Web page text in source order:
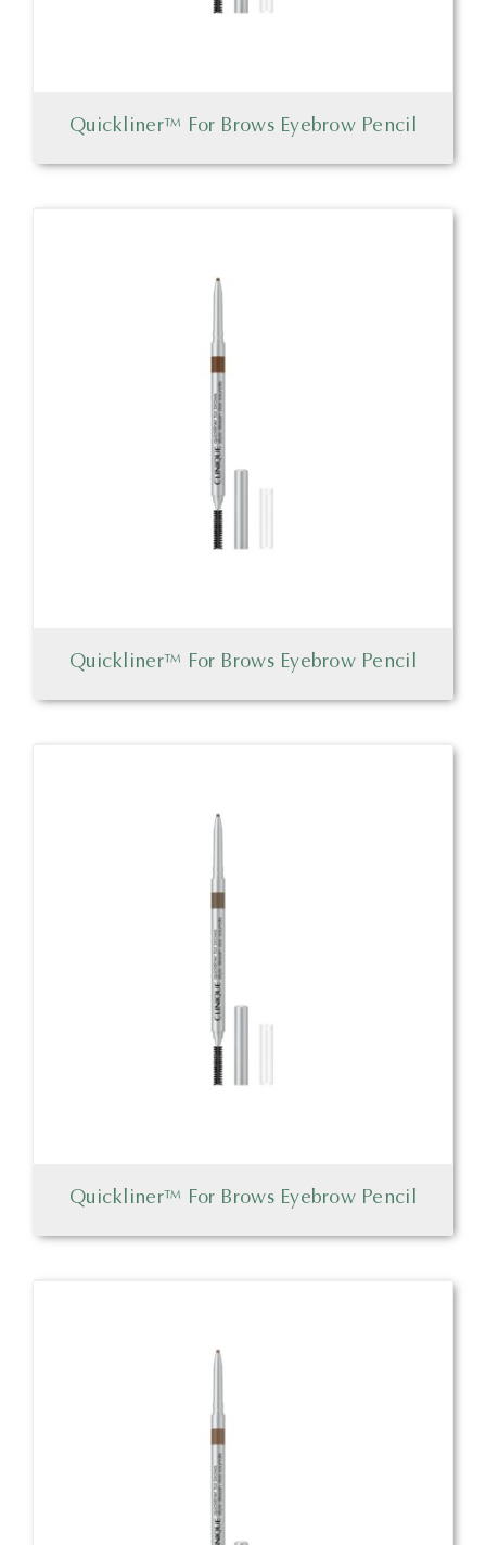
Quickliner™ For Brows Eyebrow Pencil
Quickliner™ For Brows Eyebrow Pencil
Quickliner™ For Brows Eyebrow Pencil